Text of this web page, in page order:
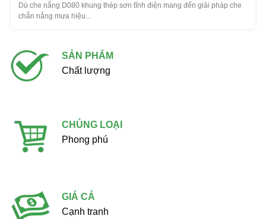
Dù che nắng D080 khung thép sơn tĩnh điện mang đến giải pháp che
chắn nắng mưa hiệu...
SẢN PHẨM
Chất lượng
CHỦNG LOẠI
Phong phú
GIÁ CẢ
Cạnh tranh